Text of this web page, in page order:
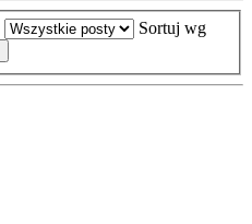
Sortuj wg